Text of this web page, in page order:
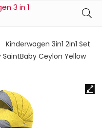
Kinderwagen 3in1 2in1 Set
Ceylon Yellow